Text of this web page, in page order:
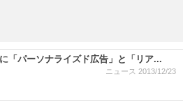
「パーソナライズド広告」と「リア...
ニュース 2013/12/23